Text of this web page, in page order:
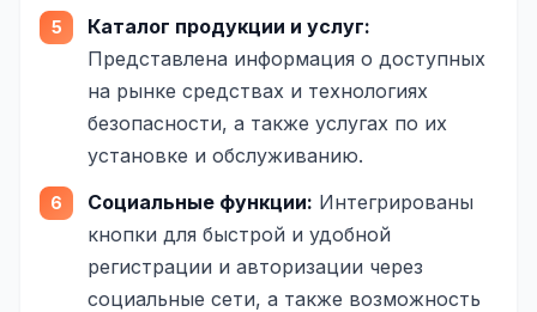
SEO-продвижение нового и молодого сайта
Управление репутацией SERM / ORM
Ведение и поддержка сайта
SEO-консультация
SEO для интернет-магазина
Каталог продукции и услуг:
Представлена информация о доступных
на рынке средствах и технологиях
безопасности, а также услугах по их
установке и обслуживанию.
Социальные функции: Интегрированы
кнопки для быстрой и удобной
регистрации и авторизации через
социальные сети, а также возможность